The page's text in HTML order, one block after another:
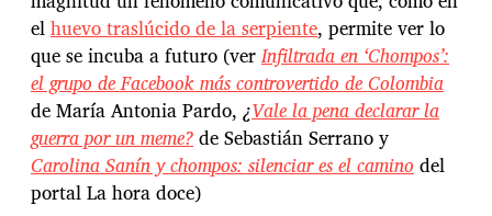
elhuevo traslúcido de la serpiente, permite ver lo
que se incuba a futuro (verInfiltrada en ‘Chompos’:
el grupo de Facebook más controvertido de Colombia
de María Antonia Pardo, ¿Vale la pena declarar la
guerra por un meme?de Sebastián Serrano y
Carolina Sanín y chompos: silenciar es el caminodel
portal La hora doce)